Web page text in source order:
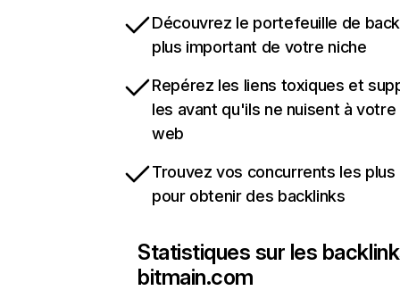
Découvrez le portefeuille de
plus important de votre niche
Repérez les liens toxiques et
les avant qu'ils ne nuisent à
web
Trouvez vos concurrents les
pour obtenir des backlinks
Statistiques sur les
bitmain.com